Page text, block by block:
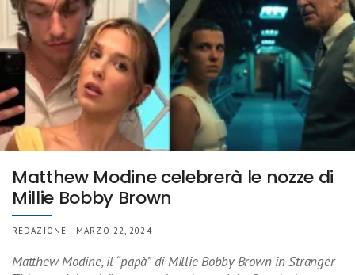
Matthew Modine celebrerà le nozze di
Millie Bobby Brown
REDAZIONE | MARZO 22, 2024
Matthew Modine, il “papà” di Millie Bobby Brown in Stranger